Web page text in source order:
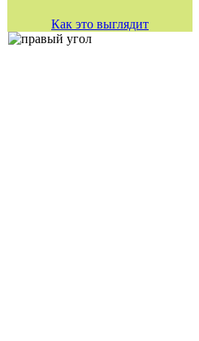
Как это выглядит